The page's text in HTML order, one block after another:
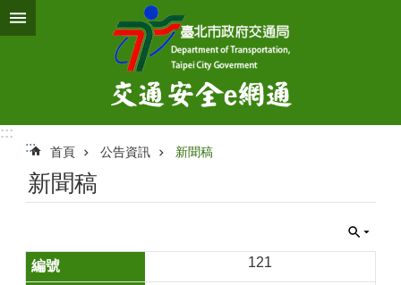
跳到主要內容區塊
:::
:::
首頁 公告資訊 新聞稿
新聞稿
121